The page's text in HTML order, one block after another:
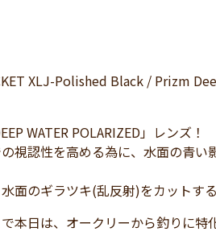
XLJ-Polished Black / Prizm
WATER POLARIZED」レンズ！
視認性を高める為に、水面の青
面のギラツキ(乱反射)をカットす
本日は、オークリーから釣りに特